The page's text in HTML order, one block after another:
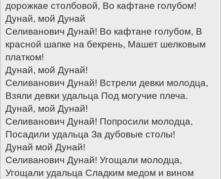
дорожкае столбовой, Во кафтане голубом!
Дунай, мой Дунай
Селиванович Дунай! Во кафтане голубом, В
красной шапке на бекрень, Машет шелковым
платком!
Дунай, мой Дунай!
Селиванович Дунай! Встрели девки молодца,
Взяли девки удальца Под могучие плеча.
Дунай, мой Дунай!
Селиванович Дунай! Попросили молодца,
Посадили удальца За дубовые столы!
Дунай мой Дунай!
Селиванович Дунай! Угощали молодца,
Угощали удальца Сладким медом и вином